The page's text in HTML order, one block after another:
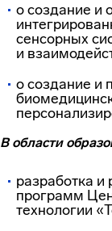
o создание и
сенсорных
и
o создание и
В области
разработка и
программ
технологии